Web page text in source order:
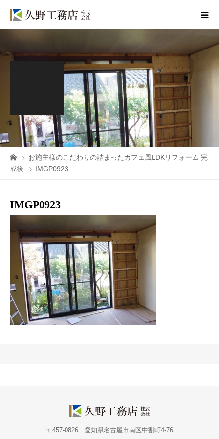
お施主様のこだわりの詰まったカフェ風LDKリフォーム 完
成後
IMGP0923
IMGP0923
〒457-0826 愛知県名古屋市南区中割町4-76